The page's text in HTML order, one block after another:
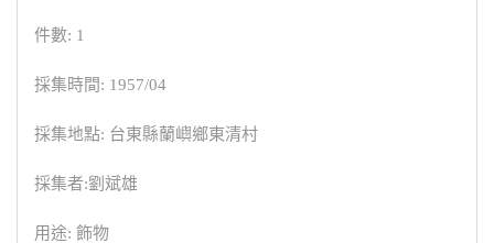
件數: 1
採集時間: 1957/04
採集地點: 台東縣蘭嶼鄉東清村
採集者:劉斌雄
用途: 飾物